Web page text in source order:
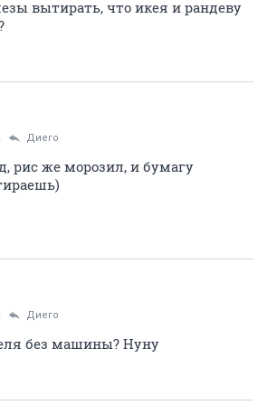
вытирать, что икея и рандеву
Диего
рис же морозил, и бумагу
Диего
без машины? Нуну